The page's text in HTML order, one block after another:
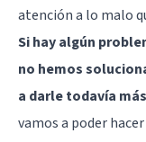
atención a lo malo
Si hay algún
no hemos
a darle todavía
vamos a poder